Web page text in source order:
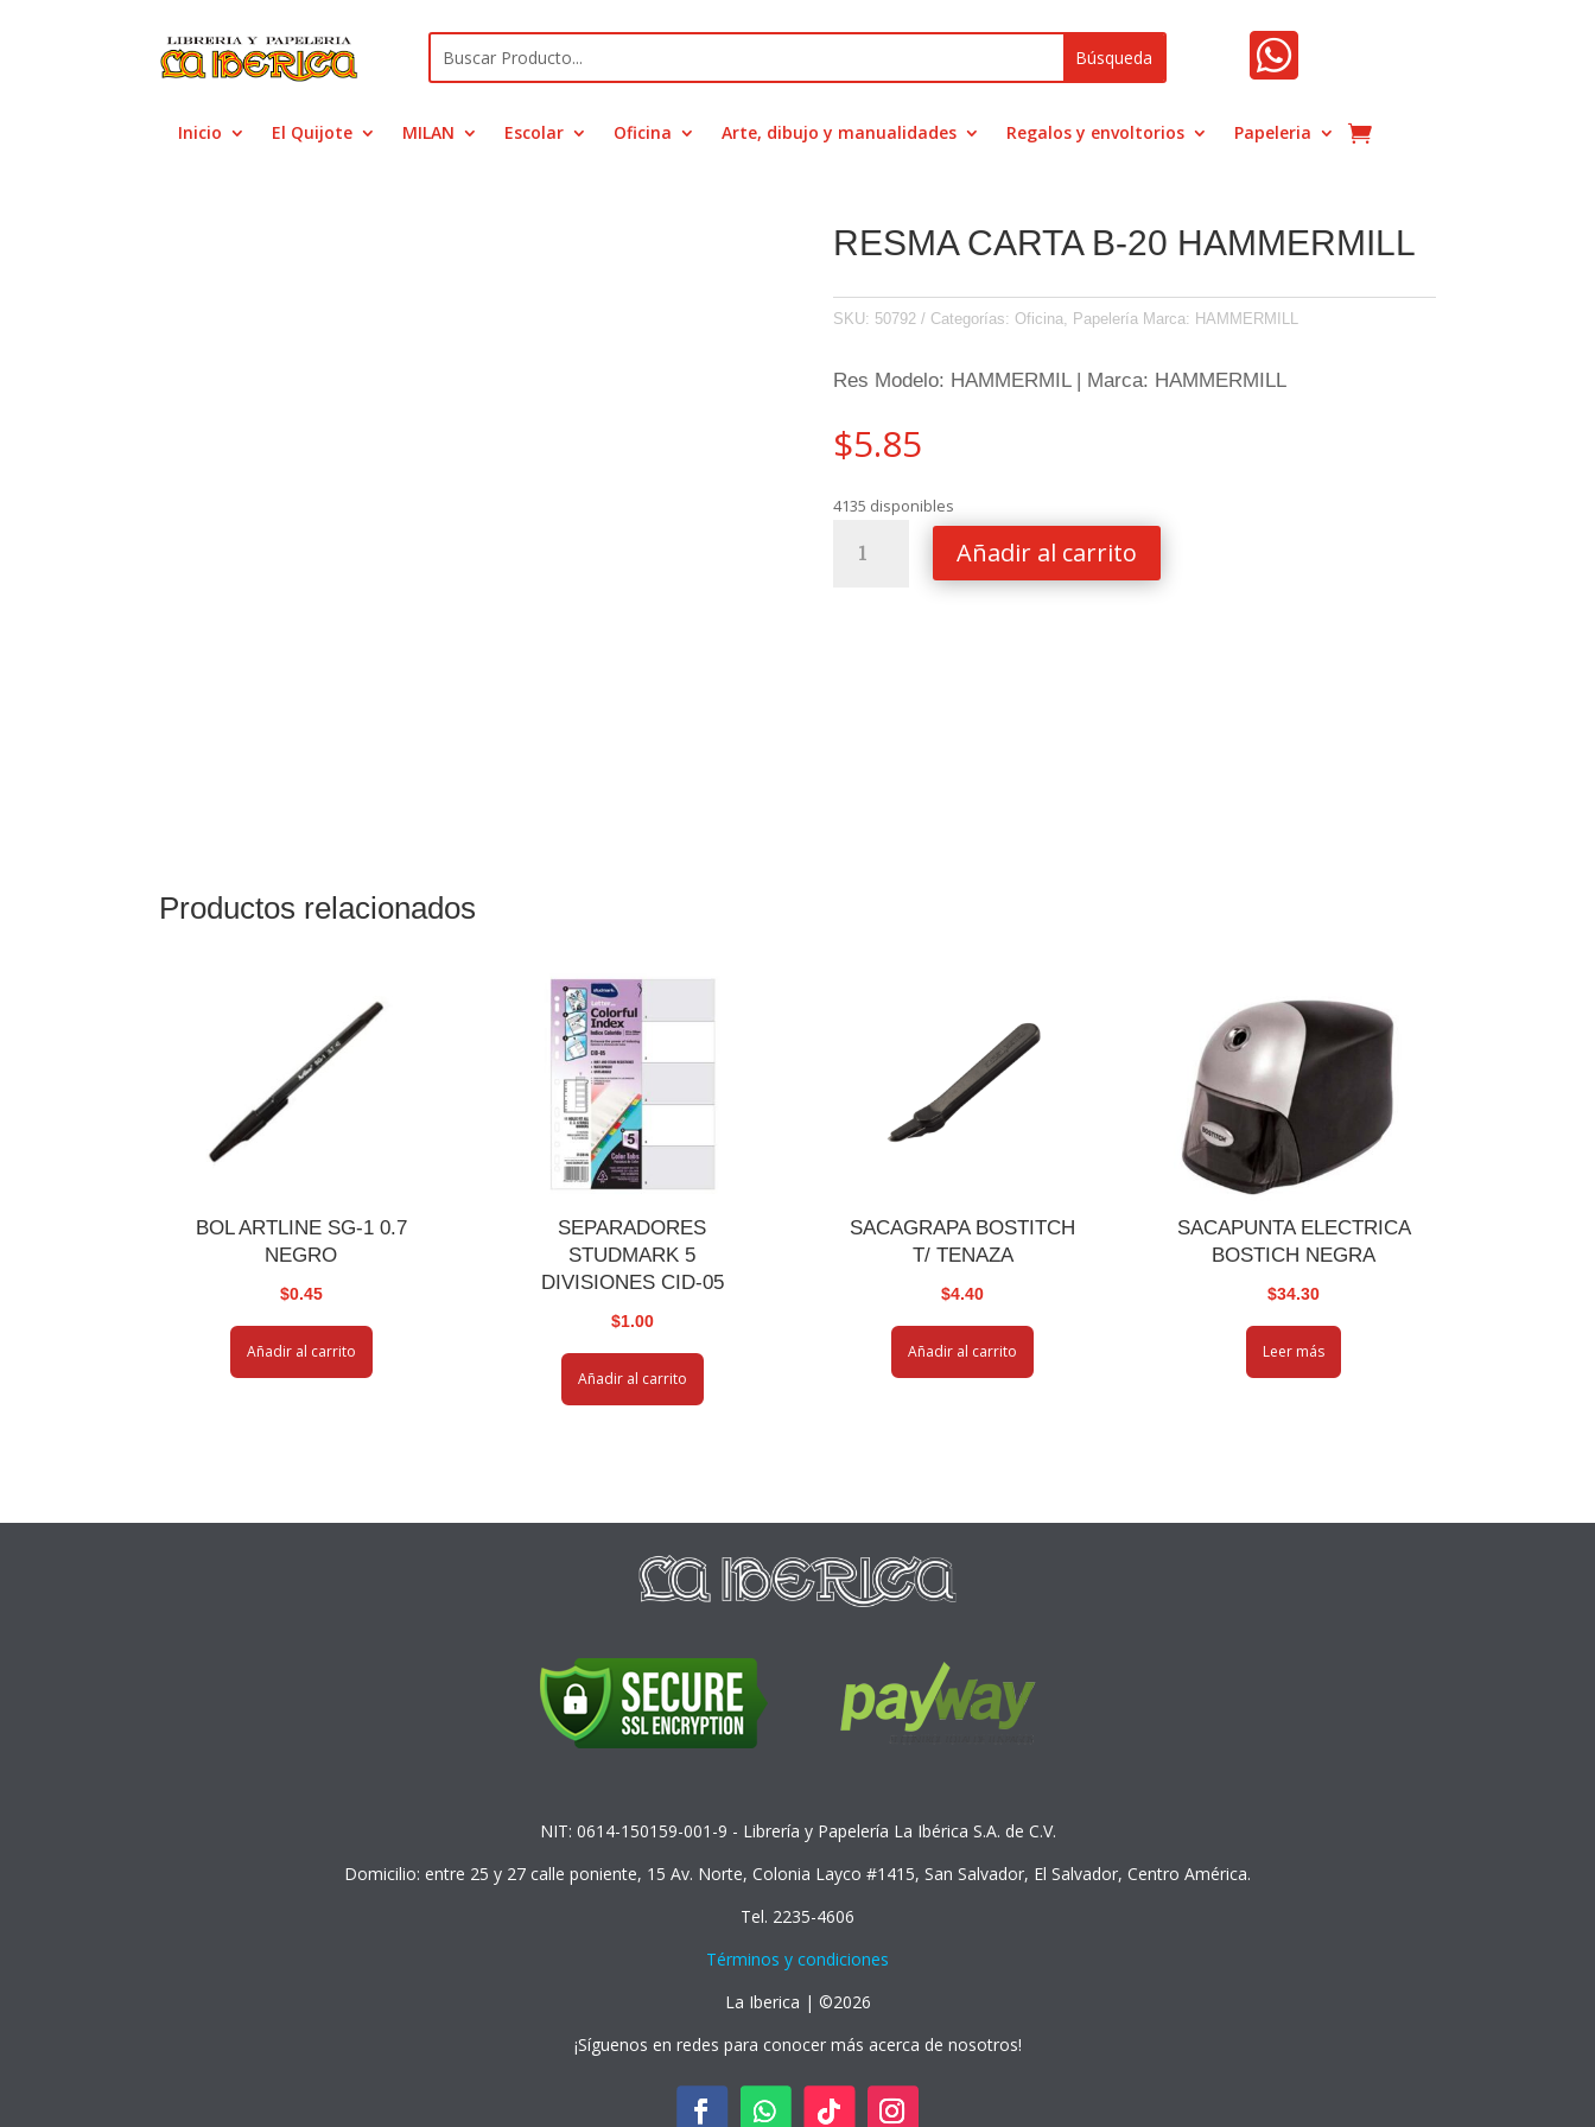

Inicio El Quijote MILAN Escolar Oficina Arte, dibujo y manualidades Regalos y envoltorios Papeleria
RESMA CARTA B-20 HAMMERMILL
SKU: 50792 Categorías: Oficina Papelería Marca: HAMMERMILL
Res Modelo: HAMMERMIL | Marca: HAMMERMILL
$5.85
4135 disponibles
CARTA
Añadir al carrito
Productos relacionados
BOL ARTLINE SG-1 0.7
NEGRO
$0.45
Añadir al carrito
SEPARADORES
STUDMARK 5
DIVISIONES CID-05
$1.00
Añadir al carrito
SACAGRAPA BOSTITCH
T/ TENAZA
$4.40
Añadir al carrito
SACAPUNTA ELECTRICA
BOSTICH NEGRA
$34.30
Leer más
NIT: 0614-150159-001-9 - Librería y Papelería La Ibérica S.A. de C.V.
Domicilio: entre 25 y 27 calle poniente, 15 Av. Norte, Colonia Layco #1415, San Salvador, El Salvador, Centro América.
Tel. 2235-4606
Términos y condiciones
La Iberica | ©2026
¡Síguenos en redes para conocer más acerca de nosotros!